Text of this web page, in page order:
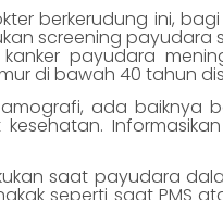
berkerudung ini,
screening payudara
payudara
di bawah 40 tahun
ada baiknya
saat payudara